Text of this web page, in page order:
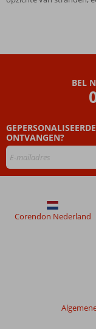
BEL
ONTVANGEN?
Corendon Nederland